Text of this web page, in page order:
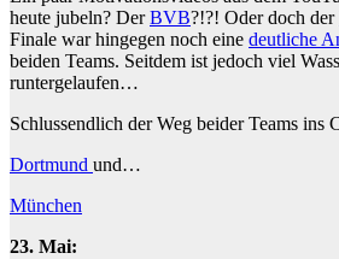
heute jubeln? DerBVB?!?! Oder doch der
Finale war hingegen noch eine deutliche
beiden Teams. Seitdem ist jedoch viel
runtergelaufen…
Schlussendlich der Weg beider Teams ins
Dortmund und…
München
23. Mai: